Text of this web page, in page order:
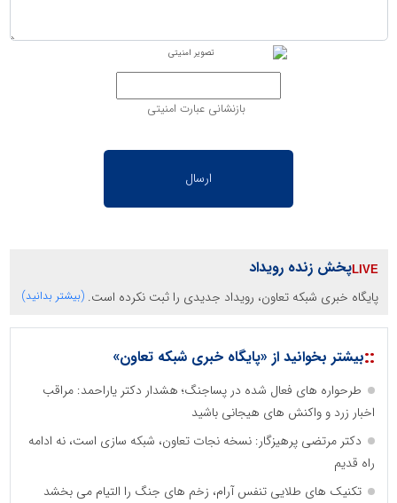
بازنشانی عبارت امنیتی
پخش زنده رویداد
پایگاه خبری شبکه تعاون، رویداد جدیدی را ثبت نکرده است. (بیشتر بدانید)
::بیشتر بخوانید از «پایگاه خبری شبکه تعاون»
طرحواره های فعال شده در پساجنگ؛ هشدار دکتر یاراحمد: مراقب
اخبار زرد و واکنش های هیجانی باشید
دکتر مرتضی پرهیزگار: نسخه نجات تعاون، شبکه سازی است، نه ادامه
راه قدیم
تکنیک های طلایی تنفس آرام، زخم های جنگ را التیام می بخشد